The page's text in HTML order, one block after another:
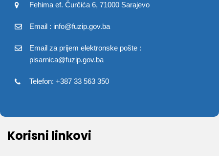
Fehima ef. Čurčića 6, 71000 Sarajevo
Email : info@fuzip.gov.ba
Email za prijem elektronske pošte :
pisarnica@fuzip.gov.ba
Telefon: +387 33 563 350
Korisni linkovi